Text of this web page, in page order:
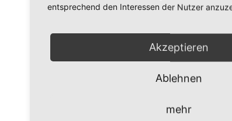
entsprechend den Interessen der Nutzer
Akzeptieren
Ablehnen
mehr